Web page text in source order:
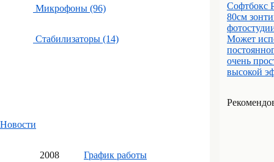
Микрофоны (96)
Стабилизаторы (14)
Новости
2008 График работы
Софтбокс
80см
Может
очень
высокой